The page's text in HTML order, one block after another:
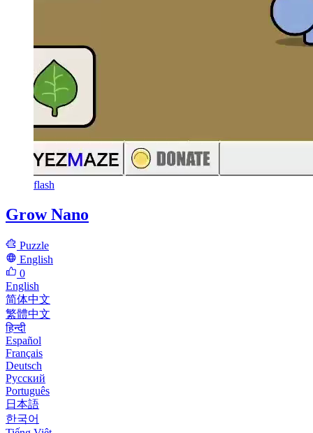
flash
Grow Nano
Puzzle
English
0
English
简体中文
繁體中文
हिन्दी
Español
Français
Deutsch
Русский
Português
日本語
한국어